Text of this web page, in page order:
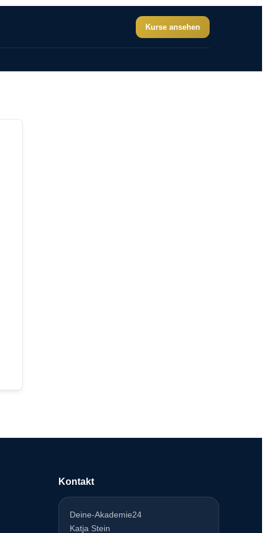
Kurse ansehen
Kontakt
Deine-Akademie24
Katja Stein